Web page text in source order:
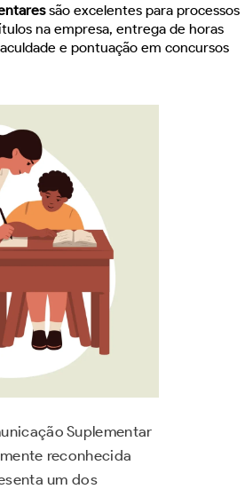
são excelentes para processos
na empresa, entrega de horas
e pontuação em concursos
Suplementar
reconhecida
um dos